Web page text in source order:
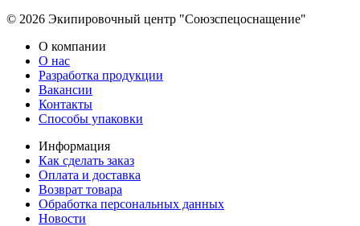
© 2026 Экипировочный центр "Союзспецоснащение"
О компании
О нас
Разработка продукции
Вакансии
Контакты
Способы упаковки
Информация
Как сделать заказ
Оплата и доставка
Возврат товара
Обработка персональных данных
Новости